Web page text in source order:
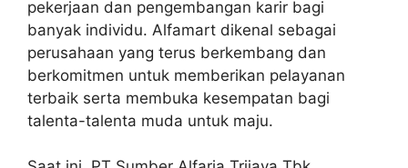
pekerjaan dan pengembangan karir bagi
banyak individu. Alfamart dikenal sebagai
perusahaan yang terus berkembang dan
berkomitmen untuk memberikan pelayanan
terbaik serta membuka kesempatan bagi
talenta-talenta muda untuk maju.